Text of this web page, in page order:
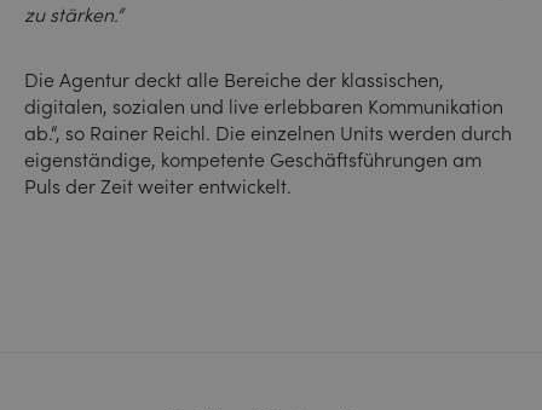
zu stärken.“
Die Agentur deckt alle Bereiche der klassischen,
digitalen, sozialen und live erlebbaren Kommunikation
ab.“, so Rainer Reichl. Die einzelnen Units werden durch
eigenständige, kompetente Geschäftsführungen am
Puls der Zeit weiter entwickelt.